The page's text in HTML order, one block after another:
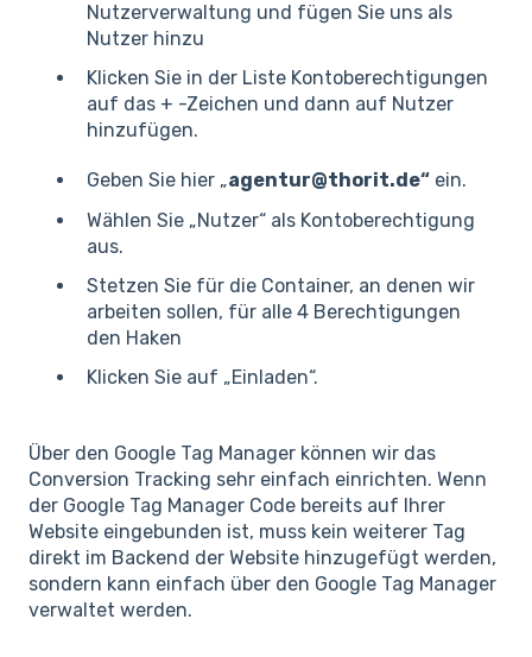
Nutzerverwaltung und fügen Sie uns als
Nutzer hinzu
Klicken Sie in der Liste Kontoberechtigungen
auf das + -Zeichen und dann auf Nutzer
hinzufügen.
Geben Sie hier „agentur@thorit.de“ ein.
Wählen Sie „Nutzer“ als Kontoberechtigung
aus.
Stetzen Sie für die Container, an denen wir
arbeiten sollen, für alle 4 Berechtigungen
den Haken
Klicken Sie auf „Einladen“.
Über den Google Tag Manager können wir das
Conversion Tracking sehr einfach einrichten. Wenn
der Google Tag Manager Code bereits auf Ihrer
Website eingebunden ist, muss kein weiterer Tag
direkt im Backend der Website hinzugefügt werden,
sondern kann einfach über den Google Tag Manager
verwaltet werden.